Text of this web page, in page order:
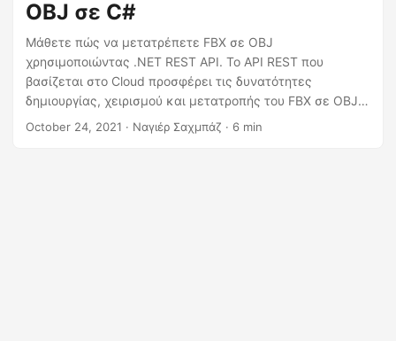
OBJ σε C#
Μάθετε πώς να μετατρέπετε FBX σε OBJ
χρησιμοποιώντας .NET REST API. Το API REST που
βασίζεται στο Cloud προσφέρει τις δυνατότητες
δημιουργίας, χειρισμού και μετατροπής του FBX σε OBJ
στο διαδίκτυο.
October 24, 2021 · Ναγιέρ Σαχμπάζ · 6 min